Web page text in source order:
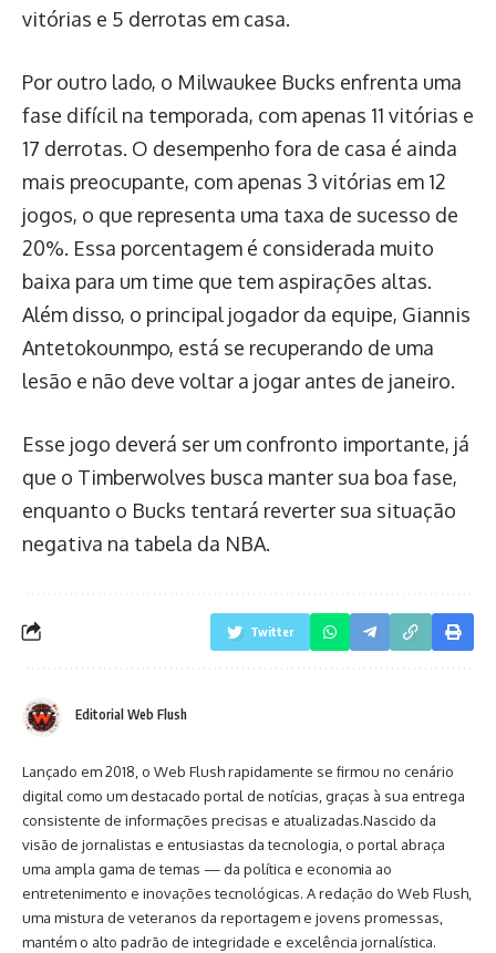
vitórias e 5 derrotas em casa.
Por outro lado, o Milwaukee Bucks enfrenta uma
fase difícil na temporada, com apenas 11 vitórias e
17 derrotas. O desempenho fora de casa é ainda
mais preocupante, com apenas 3 vitórias em 12
jogos, o que representa uma taxa de sucesso de
20%. Essa porcentagem é considerada muito
baixa para um time que tem aspirações altas.
Além disso, o principal jogador da equipe, Giannis
Antetokounmpo, está se recuperando de uma
lesão e não deve voltar a jogar antes de janeiro.
Esse jogo deverá ser um confronto importante, já
que o Timberwolves busca manter sua boa fase,
enquanto o Bucks tentará reverter sua situação
negativa na tabela da NBA.
Twitter
Editorial Web Flush
Lançado em 2018, o Web Flush rapidamente se firmou no cenário
digital como um destacado portal de notícias, graças à sua entrega
consistente de informações precisas e atualizadas.Nascido da
visão de jornalistas e entusiastas da tecnologia, o portal abraça
uma ampla gama de temas — da política e economia ao
entretenimento e inovações tecnológicas. A redação do Web Flush,
uma mistura de veteranos da reportagem e jovens promessas,
mantém o alto padrão de integridade e excelência jornalística.